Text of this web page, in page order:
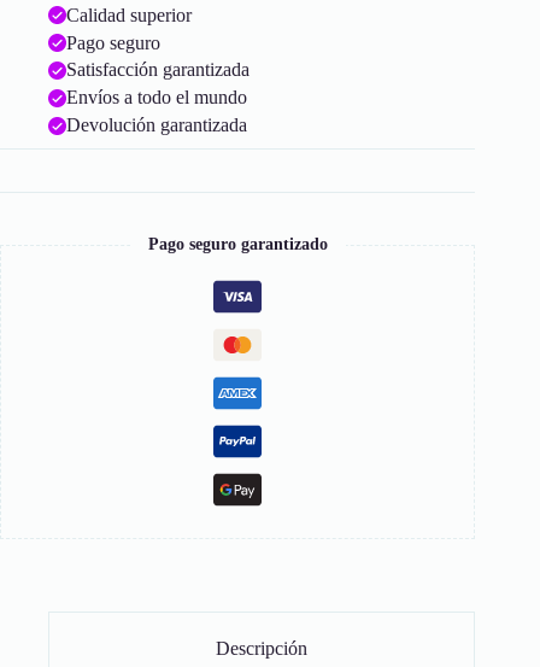
Calidad superior
Pago seguro
Satisfacción garantizada
Envíos a todo el mundo
Devolución garantizada
Pago seguro garantizado
Descripción